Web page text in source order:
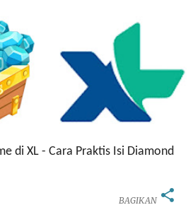
di XL - Cara Praktis Isi Diamond
BAGIKAN